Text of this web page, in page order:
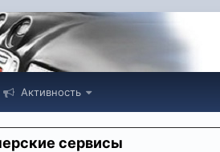
Активность
сервисы